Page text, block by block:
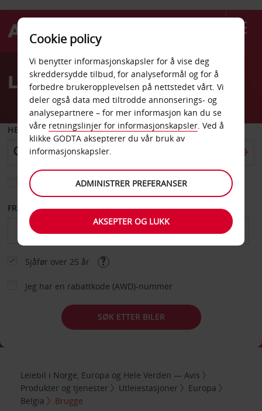
Welcome
AvisLeiebil Brugge
HENT FRA
Velg et annet leveringssted
FRA DATO TIL DATO
Sjåfør over 25 år
Jeg har en rabattkode (AWD)-nummer
SØK ETTER BILER
Leiebil i Norge, Europa og Hele Verden — Avis
Produkter og tjenester
Utleiestasjoner
Europa
Belgia
Brugge
Cookie policy
Vi benytter informasjonskapsler for å vise deg
skreddersydde tilbud, for analyseformål og for å
forbedre brukeropplevelsen på nettstedet vårt. Vi
deler også data med tiltrodde annonserings- og
analysepartnere – for mer informasjon kan du se
våre retningslinjer for informasjonskapsler. Ved å
klikke GODTA aksepterer du vår bruk av
informasjonskapsler.
ADMINISTRER PREFERANSER
AKSEPTER OG LUKK